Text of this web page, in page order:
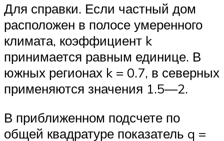
Для справки. Если частный дом
расположен в полосе умеренного
климата, коэффициент k
принимается равным единице. В
южных регионах k = 0.7, в северных
применяются значения 1.5—2.
В приближенном подсчете по
общей квадратуре показатель q =